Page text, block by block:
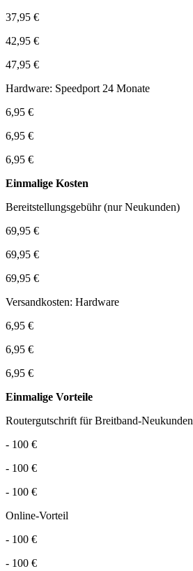
37,95 €
42,95 €
47,95 €
Hardware: Speedport 24 Monate
6,95 €
6,95 €
6,95 €
Einmalige Kosten
Bereitstellungsgebühr (nur Neukunden)
69,95 €
69,95 €
69,95 €
Versandkosten: Hardware
6,95 €
6,95 €
6,95 €
Einmalige Vorteile
Routergutschrift für Breitband-Neukunden
- 100 €
- 100 €
- 100 €
Online-Vorteil
- 100 €
- 100 €